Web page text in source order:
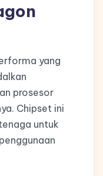
yang
prosesor
Chipset ini
untuk